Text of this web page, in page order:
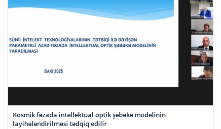
Kosmik fəzada intellektual optik şəbəkə modelinin
layihələndirilməsi tədqiq edilir